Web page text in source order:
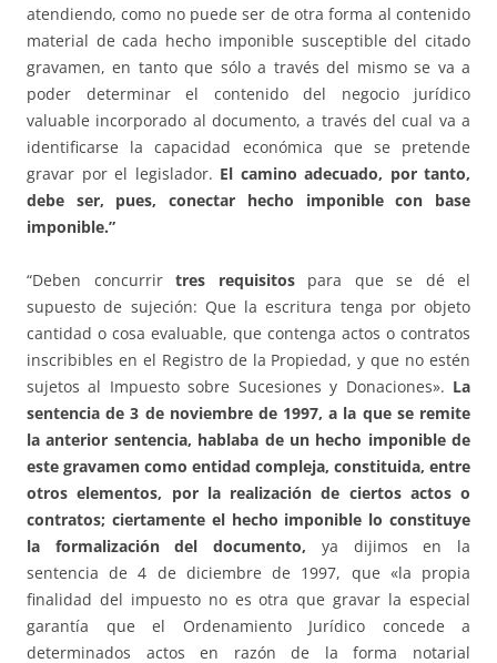
atendiendo, como no puede ser de otra forma al contenido
material de cada hecho imponible susceptible del citado
gravamen, en tanto que sólo a través del mismo se va a
poder determinar el contenido del negocio jurídico
valuable incorporado al documento, a través del cual va a
identificarse la capacidad económica que se pretende
gravar por el legislador. El camino adecuado, por tanto,
debe ser, pues, conectar hecho imponible con base
imponible.”
“Deben concurrir tres requisitospara que se dé el
supuesto de sujeción: Que la escritura tenga por objeto
cantidad o cosa evaluable, que contenga actos o contratos
inscribibles en el Registro de la Propiedad, y que no estén
sujetos al Impuesto sobre Sucesiones y Donaciones». La
sentencia de 3 de noviembre de 1997, a la que se remite
la anterior sentencia, hablaba de un hecho imponible de
este gravamen como entidad compleja, constituida, entre
otros elementos, por la realización de ciertos actos o
contratos; ciertamente el hecho imponible lo constituye
la formalización del documento, ya dijimos en la
sentencia de 4 de diciembre de 1997, que «la propia
finalidad del impuesto no es otra que gravar la especial
garantía que el Ordenamiento Jurídico concede a
determinados actos en razón de la forma notarial